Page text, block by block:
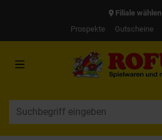
Filiale wählen
Prospekte
Gutscheine